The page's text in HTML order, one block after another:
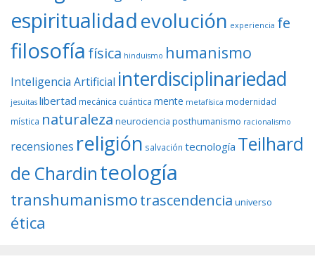
espiritualidadevolución experiencia fe
filosofía física hinduismo humanismo
Inteligencia Artificial interdisciplinariedad
jesuitas libertad mecánica cuántica mente metafísica modernidad
mística naturaleza neurociencia posthumanismo racionalismo
recensiones religión salvación tecnología Teilhard
de Chardinteología
transhumanismotrascendencia universo
ética